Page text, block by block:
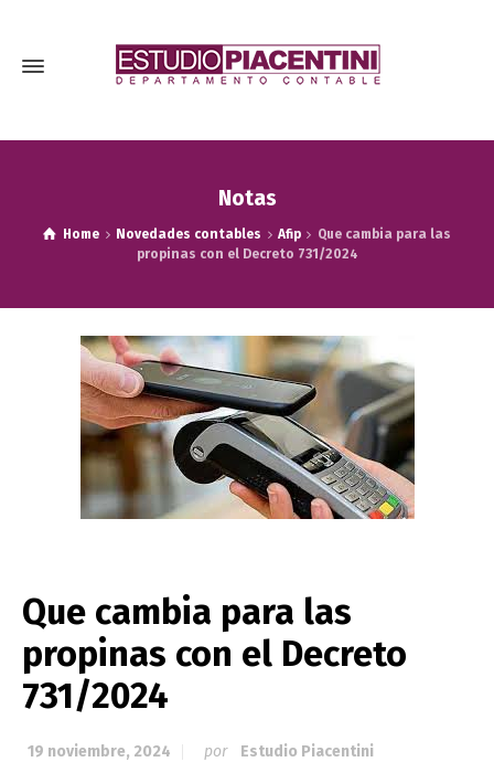
Notas
Home Novedades contables Afip
Que cambia para las
propinas con el Decreto 731/2024
Que cambia para las
propinas con el Decreto
731/2024
19 noviembre, 2024 por
Estudio Piacentini